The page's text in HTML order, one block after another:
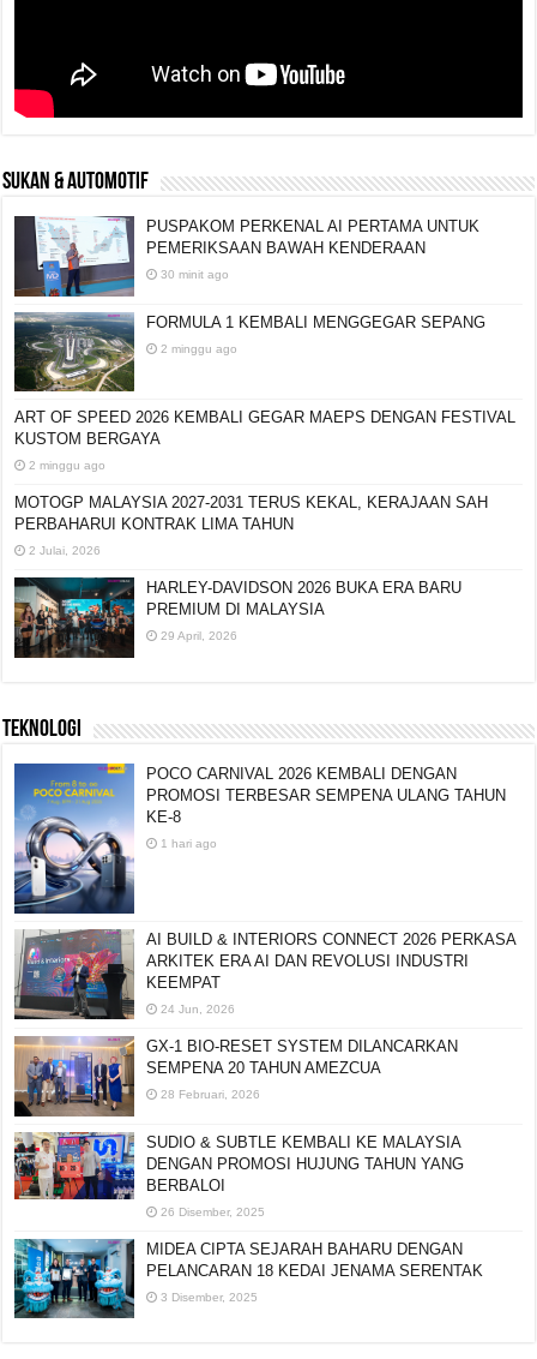
SUKAN & AUTOMOTIF
PUSPAKOM PERKENAL AI PERTAMA UNTUK
PEMERIKSAAN BAWAH KENDERAAN
30 minit ago
FORMULA 1 KEMBALI MENGGEGAR SEPANG
2 minggu ago
ART OF SPEED 2026 KEMBALI GEGAR MAEPS
DENGAN FESTIVAL KUSTOM BERGAYA
MOTOGP MALAYSIA 2027-2031 TERUS KEKAL, KERAJAAN SAH
PERBAHARUI KONTRAK LIMA TAHUN
HARLEY-DAVIDSON 2026 BUKA ERA BARU
PREMIUM DI MALAYSIA
29 April, 2026
TEKNOLOGI
POCO CARNIVAL 2026 KEMBALI DENGAN
PROMOSI TERBESAR SEMPENA ULANG TAHUN
KE-8
1 hari ago
AI BUILD & INTERIORS CONNECT 2026 PERKASA
ARKITEK ERA AI DAN REVOLUSI INDUSTRI
KEEMPAT
GX-1 BIO-RESET SYSTEM DILANCARKAN
SEMPENA 20 TAHUN AMEZCUA
SUDIO & SUBTLE KEMBALI KE MALAYSIA
DENGAN PROMOSI HUJUNG TAHUN YANG
BERBALOI
MIDEA CIPTA SEJARAH BAHARU DENGAN
PELANCARAN 18 KEDAI JENAMA SERENTAK